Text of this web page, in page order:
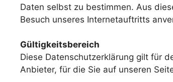
Daten selbst zu bestimmen. Aus
Besuch unseres Internetauftritts
Gültigkeitsbereich
Diese Datenschutzerklärung gilt für
Anbieter, für die Sie auf unseren